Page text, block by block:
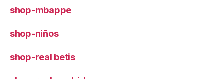
shop-mbappe
shop-niños
shop-real betis